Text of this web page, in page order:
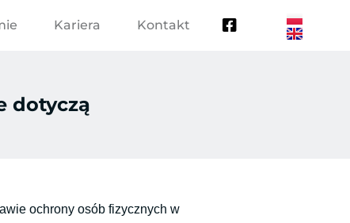
Kariera Kontakt
dotyczą
ochrony osób fizycznych w